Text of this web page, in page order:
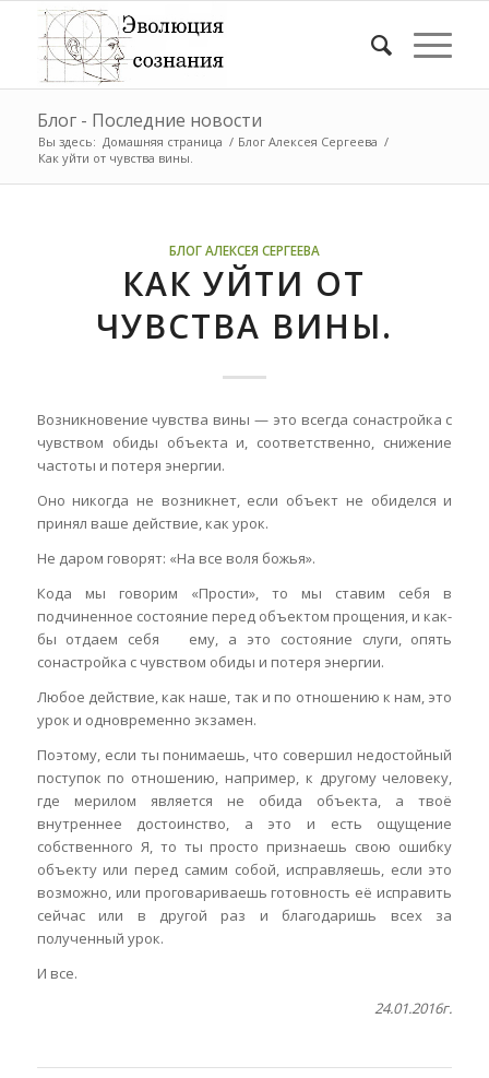
Блог - Последние новости
Вы здесь: Домашняя страница / Блог Алексея Сергеева /
Как уйти от чувства вины.
БЛОГ АЛЕКСЕЯ СЕРГЕЕВА
КАК УЙТИ ОТ
ЧУВСТВА ВИНЫ.
Возникновение чувства вины — это всегда сонастройка с
чувством обиды объекта и, соответственно, снижение
частоты и потеря энергии.
Оно никогда не возникнет, если объект не обиделся и
принял ваше действие, как урок.
Не даром говорят: «На все воля божья».
Кода мы говорим «Прости», то мы ставим себя в
подчиненное состояние перед объектом прощения, и как-
бы отдаем себя ему, а это состояние слуги, опять
сонастройка с чувством обиды и потеря энергии.
Любое действие, как наше, так и по отношению к нам, это
урок и одновременно экзамен.
Поэтому, если ты понимаешь, что совершил недостойный
поступок по отношению, например, к другому человеку,
где мерилом является не обида объекта, а твоё
внутреннее достоинство, а это и есть ощущение
собственного Я, то ты просто признаешь свою ошибку
объекту или перед самим собой, исправляешь, если это
возможно, или проговариваешь готовность её исправить
сейчас или в другой раз и благодаришь всех за
полученный урок.
И все.
24.01.2016г.